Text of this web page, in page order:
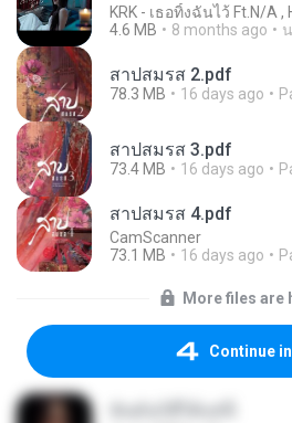
KRK - เธอทิ้งฉันไว้ Ft.N/A ,
4.6 MB
8 months ago
สาปสมรส 2.pdf
78.3 MB 16 days ago
สาปสมรส 3.pdf
73.4 MB 16 days ago
สาปสมรส 4.pdf
CamScanner
73.1 MB
16 days ago
More files are
Continue